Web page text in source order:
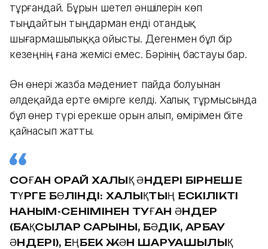
тұрғандай. Бұрын шетел әншілерін көп
тыңдайтын тыңдарман енді отандық
шығармашылыққа ойысты. Дегенмен бұл бір
кезеңнің ғана жемісі емес. Бәрінің бастауы бар.
Ән өнері жазба мәдениет пайда болуынан
әлдеқайда ерте өмірге келді. Халық тұрмысында
бұл өнер түрі ерекше орын алып, өмірімен біте
қайнасып жатты.
СОҒАН ОРАЙ ХАЛЫҚ ӘНДЕРІ БІРНЕШЕ
ТҮРГЕ БӨЛІНДІ: ХАЛЫҚТЫҢ ЕСКІЛІКТІ
НАНЫМ-СЕНІМІНЕН ТУҒАН ӘНДЕР
(БАҚСЫЛАР САРЫНЫ, БӘДІК, АРБАУ
ӘНДЕРІ), ЕҢБЕК ЖӘН ШАРУАШЫЛЫҚ